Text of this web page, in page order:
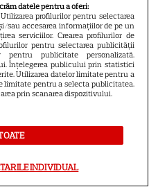
2 înainte de
în curbă: "A venit în..."
gest neașteptat
după ce a
ul cu el: „Îmi dau
fel de femeie ești...”
datele pentru a oferi:
profilurilor pentru selectarea
sau accesarea informațiilor de pe un
serviciilor. Crearea profilurilor de
pentru selectarea publicității
pentru publicitate personalizată.
Înțelegerea publicului prin statistici
Utilizarea datelor limitate pentru a
limitate pentru a selecta publicitatea.
prin scanarea dispozitivului.
INDIVIDUAL